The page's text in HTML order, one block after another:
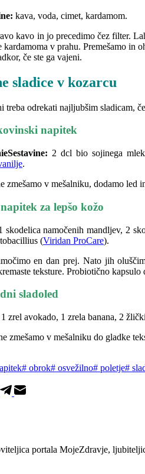
kava, voda, cimet, kardamom.
kavo in jo pre­­cedimo čez filter.
v prahu. Premešamo in
če ste ga vajeni.
sladice v kozarcu
treba odrekati najljubšim sladicam,
napitek
Sestavine: 2 dcl bio sojinega
.
zmešamo v mešalniku, dodamo
za lepšo kožo
skodelica namočenih mandljev, 2
(Viridan ProCare).
en dan prej. Nato jih
teksture. Probiotično
sladoled
1 zrel avokado, 1 zrela banana, 2
zmešamo v mešalniku do gladke
# obrok# osvežilno# poletje#
portala MojeZdravje,